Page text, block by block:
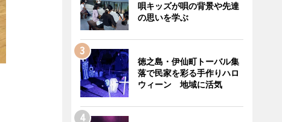
唄キッズが唄の背景や先達
の思いを学ぶ
徳之島・伊仙町トーバル集
落で民家を彩る手作りハロ
ウィーン 地域に活気